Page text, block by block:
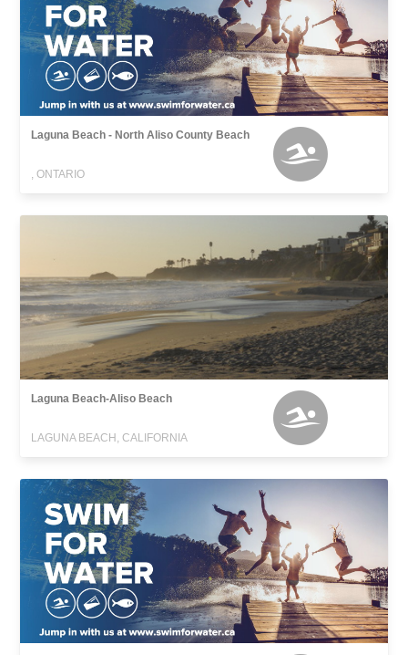
Laguna Beach - North Aliso County Beach
, ONTARIO
Laguna Beach-Aliso Beach
LAGUNA BEACH, CALIFORNIA